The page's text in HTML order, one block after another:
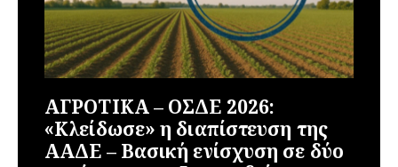
ΑΓΡΟΤΙΚΑ – ΟΣΔΕ 2026:
«Κλείδωσε» η διαπίστευση της
ΑΑΔΕ – Βασική ενίσχυση σε δύο